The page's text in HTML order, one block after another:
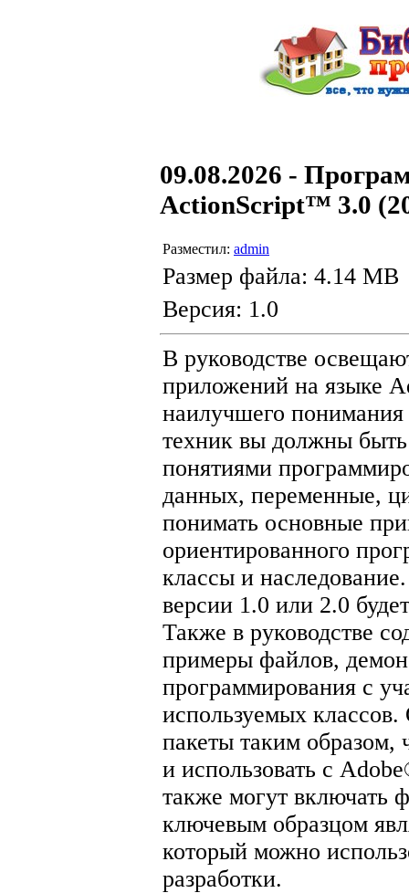
09.08.2026 -
ActionScript™ 3.0
Разместил: admin
Размер файла: 4.14 MB
Версия: 1.0
В руководстве
приложений на языке
наилучшего
техник вы должны
понятиями
данных, переменные,
понимать основные
ориентированного
классы и
версии 1.0 или 2.0
Также в руководстве
примеры файлов,
программирования с
используемых
пакеты таким образом,
и использовать с
также могут включать
ключевым образцом
который можно
разработки.